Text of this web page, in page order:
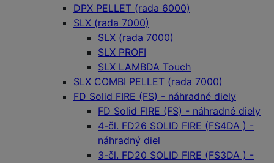
DPX PELLET (rada 6000)
SLX (rada 7000)
SLX (rada 7000)
SLX PROFI
SLX LAMBDA Touch
SLX COMBI PELLET (rada 7000)
FD Solid FIRE (FS) - náhradné diely
FD Solid FIRE (FS) - náhradné diely
4-čl. FD26 SOLID FIRE (FS4DA ) -
náhradný diel
3-čl. FD20 SOLID FIRE (FS3DA ) -